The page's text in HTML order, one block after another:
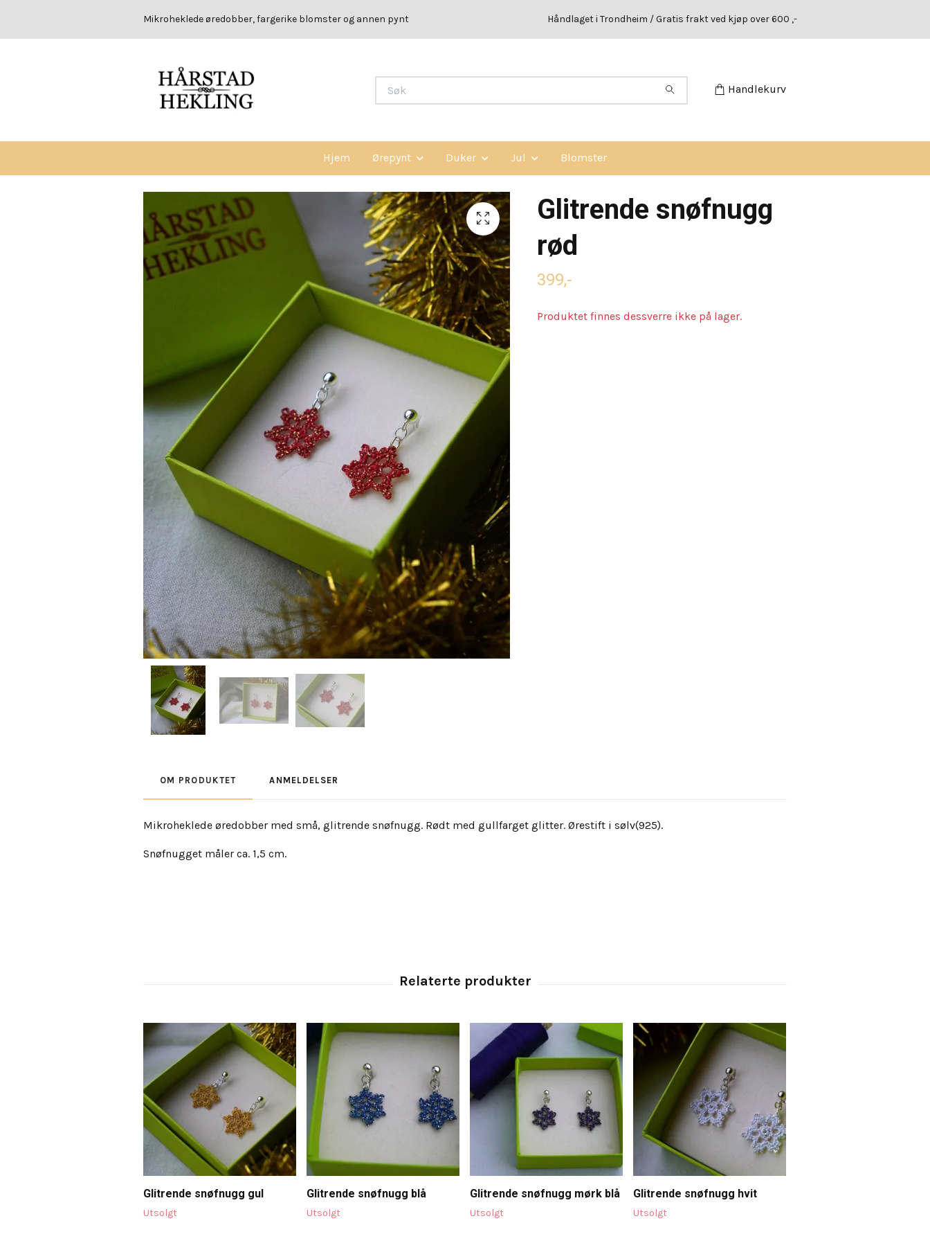
Mikroheklede øredobber, fargerike blomster og annen pynt Håndlaget i Trondheim / Gratis frakt ved kjøp over 600 ,-
Handlekurv
Hjem Ørepynt Duker Jul Blomster
Glitrende snøfnugg
rød
399,-
Produktet finnes dessverre ikke på lager.
OM PRODUKTET ANMELDELSER
Mikroheklede øredobber med små, glitrende snøfnugg. Rødt med gullfarget glitter. Ørestift i sølv(925).
Snøfnugget måler ca. 1,5 cm.
Glitrende snøfnugg gul
Utsolgt
Glitrende snøfnugg blå
Utsolgt
Glitrende snøfnugg mørk blå
Utsolgt
Glitrende snøfnugg hvit
Utsolgt